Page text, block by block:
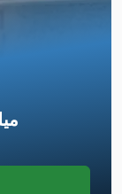
۱۱